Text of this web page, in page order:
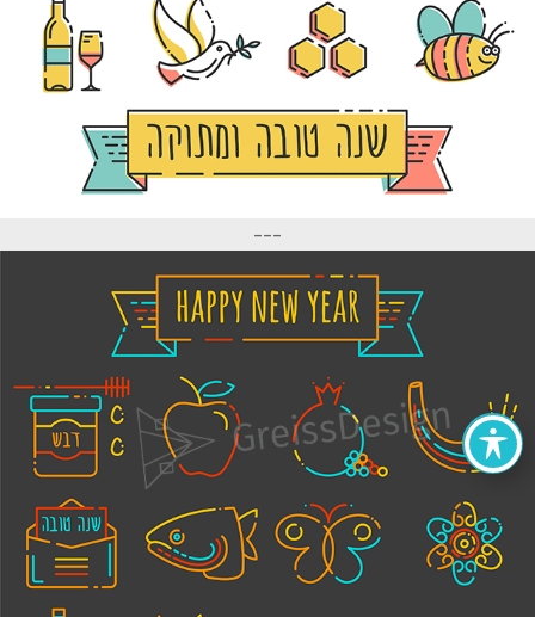
---
הצהרת נגישות אתרים מומלצים מפת אתר
צור קשר
קישורים של גרייס דיזיין
כל הזכויות שמורות © גרייס דיזיין - מיתוג, עיצוב לדיגיטל ולפרינט, קורס
גרפיקה